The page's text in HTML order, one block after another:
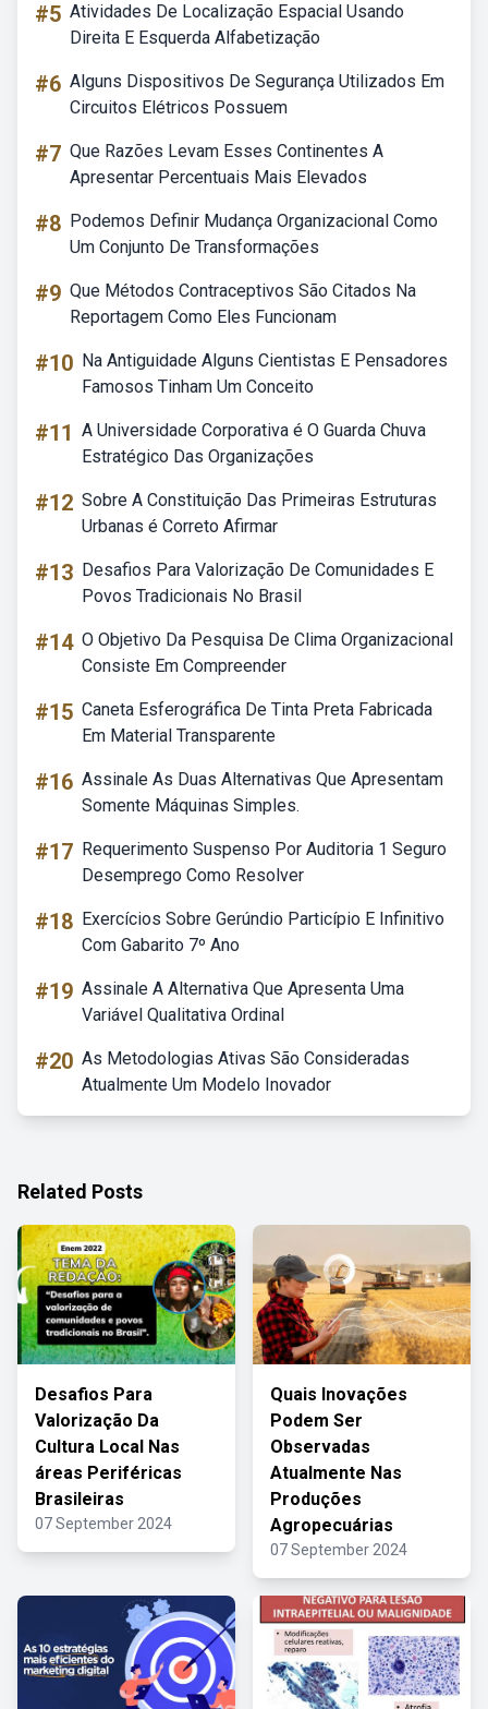
#5 Atividades De Localização Espacial Usando
Direita E Esquerda Alfabetização
#6 Alguns Dispositivos De Segurança Utilizados Em
Circuitos Elétricos Possuem
#7 Que Razões Levam Esses Continentes A
Apresentar Percentuais Mais Elevados
#8 Podemos Definir Mudança Organizacional Como
Um Conjunto De Transformações
#9 Que Métodos Contraceptivos São Citados Na
Reportagem Como Eles Funcionam
#10 Na Antiguidade Alguns Cientistas E Pensadores
Famosos Tinham Um Conceito
#11 A Universidade Corporativa é O Guarda Chuva
Estratégico Das Organizações
#12 Sobre A Constituição Das Primeiras Estruturas
Urbanas é Correto Afirmar
#13 Desafios Para Valorização De Comunidades E
Povos Tradicionais No Brasil
#14 O Objetivo Da Pesquisa De Clima Organizacional
Consiste Em Compreender
#15 Caneta Esferográfica De Tinta Preta Fabricada
Em Material Transparente
#16 Assinale As Duas Alternativas Que Apresentam
Somente Máquinas Simples.
#17 Requerimento Suspenso Por Auditoria 1 Seguro
Desemprego Como Resolver
#18 Exercícios Sobre Gerúndio Particípio E Infinitivo
Com Gabarito 7º Ano
#19 Assinale A Alternativa Que Apresenta Uma
Variável Qualitativa Ordinal
#20 As Metodologias Ativas São Consideradas
Atualmente Um Modelo Inovador
Related Posts
Desafios Para
Valorização Da
Cultura Local Nas
áreas Periféricas
Brasileiras
07 September 2024
Quais Inovações
Podem Ser
Observadas
Atualmente Nas
Produções
Agropecuárias
07 September 2024